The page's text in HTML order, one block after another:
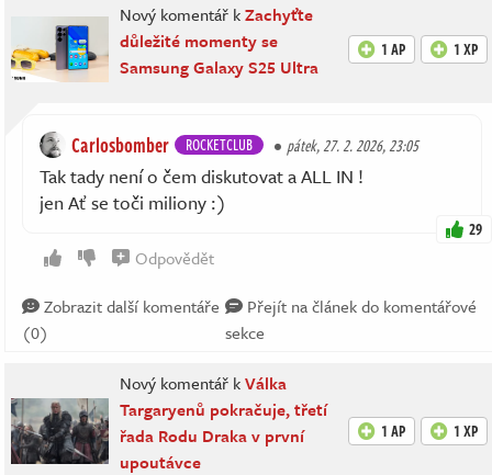
Nový komentář kZachyťte
důležité momenty se
Samsung Galaxy S25 Ultra
1 AP 1 XP
Carlosbomber ROCKETCLUB pátek, 27. 2. 2026, 23:05
Tak tady není o čem diskutovat a ALL IN !
jen Ať se toči miliony :)
29
Odpovědět
Zobrazit další komentáře
(0)
Přejít na článek do komentářové
sekce
Nový komentář kVálka
Targaryenů pokračuje, třetí
řada Rodu Draka v první
upoutávce
1 AP 1 XP